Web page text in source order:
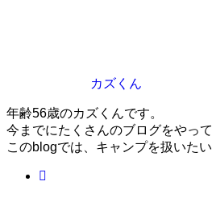
カズくん
年齢56歳のカズくんです。
今までにたくさんのブログをやって
このblogでは、キャンプを扱いたい